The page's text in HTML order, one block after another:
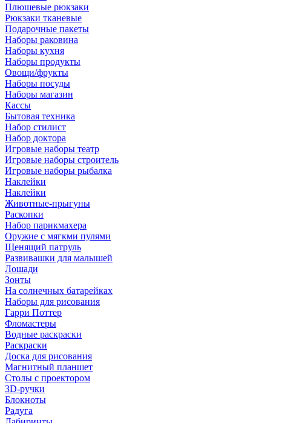
Плюшевые рюкзаки
Рюкзаки тканевые
Подарочные пакеты
Наборы раковина
Наборы кухня
Наборы продукты
Овощи/фрукты
Наборы посуды
Наборы магазин
Кассы
Бытовая техника
Набор стилист
Набор доктора
Игровые наборы театр
Игровые наборы строитель
Игровые наборы рыбалка
Наклейки
Наклейки
Животные-прыгуны
Раскопки
Набор парикмахера
Оружие с мягкми пулями
Щенящий патруль
Развивашки для малышей
Лошади
Зонты
На солнечных батарейках
Наборы для рисования
Гарри Поттер
Фломастеры
Водные раскраски
Раскраски
Доска для рисования
Магнитный планшет
Столы с проектором
3D-ручки
Блокноты
Радуга